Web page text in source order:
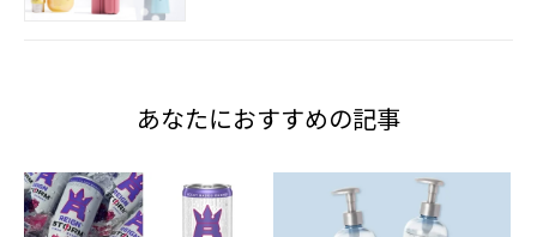
あなたにおすすめの記事